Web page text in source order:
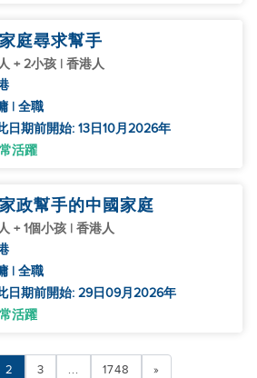
庭尋求幫手
+ 2小孩 | 香港人
| 全職
日期前開始: 13日10月2026年
活躍
政幫手的中國家庭
+ 1個小孩 | 香港人
| 全職
日期前開始: 29日09月2026年
活躍
2 3 ... 1748 »